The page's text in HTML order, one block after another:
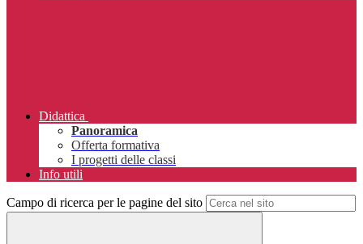
Didattica
Panoramica
Offerta formativa
I progetti delle classi
Info utili
Campo di ricerca per le pagine del sito